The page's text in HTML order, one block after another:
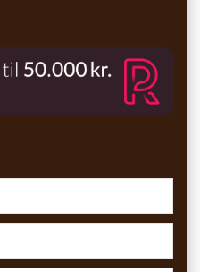
eller motorolie, så er
tilbehør til bilen, som du skal
tilbehør til din bil, kan vi